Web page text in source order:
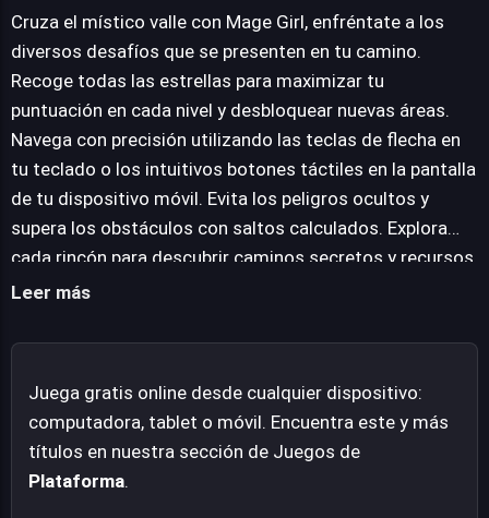
permitiendo a entusiastas del teclado y usuarios de
dispositivos táctiles una interacción fluida con el
entorno. Ya sea mediante las teclas de dirección o los
botones virtuales en pantalla, la respuesta es precisa,
facilitando la ejecución de saltos calculados y
movimientos estratégicos. Mage Girl Adventure
propone una aventura lineal pero satisfactoria, ideal para
quienes buscan un reto clásico de plataformas. Su
diseño se enfoca en la pura alegría de la progresión y el
los secretos del valle.
Cruza el místico valle con Mage Girl, enfréntate a los
diversos desafíos que se presenten en tu camino.
Recoge todas las estrellas para maximizar tu
puntuación en cada nivel y desbloquear nuevas áreas.
Navega con precisión utilizando las teclas de flecha en
tu teclado o los intuitivos botones táctiles en la pantalla
de tu dispositivo móvil. Evita los peligros ocultos y
supera los obstáculos con saltos calculados. Explora
cada rincón para descubrir caminos secretos y recursos
adicionales. Avanza con determinación hacia tu objetivo
controles con destreza. Alcanza la meta de cada fase.
experiencia de juego.
Leer más
Juega gratis online desde cualquier dispositivo:
computadora, tablet o móvil. Encuentra este y más
títulos en nuestra sección de Juegos de
Plataforma.